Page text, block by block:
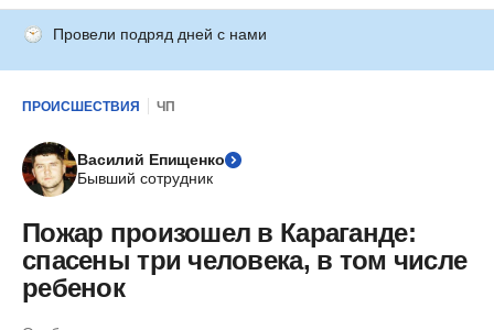
Провели подряд дней с нами
ПРОИСШЕСТВИЯ ЧП
Василий Епищенко
Бывший сотрудник
Пожар произошел в Караганде:
спасены три человека, в том числе
ребенок